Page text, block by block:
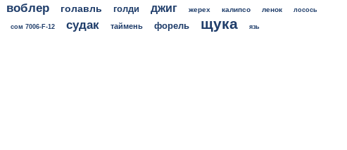
воблер голавль голди джиг жерех калипсо ленок лосось
сом 7006-F-12 судак таймень форель щука язь